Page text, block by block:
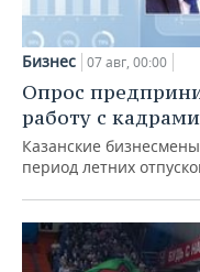
Бизнес 07 авг, 00:00
Опрос
работу с
Казанские
период летних